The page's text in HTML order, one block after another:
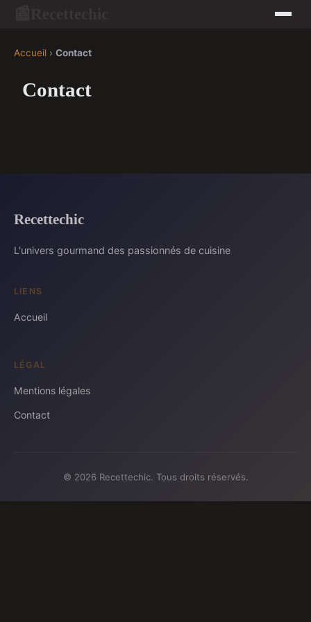
Accueil › Contact
Contact
Recettechic
L'univers gourmand des passionnés de cuisine
LIENS
Accueil
LÉGAL
Mentions légales
Contact
© 2026 Recettechic. Tous droits réservés.